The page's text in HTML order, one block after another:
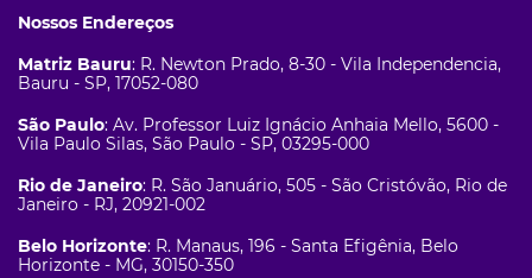
Nossos Endereços
Matriz Bauru: R. Newton Prado, 8-30 - Vila Independencia,
Bauru - SP, 17052-080
São Paulo: Av. Professor Luiz Ignácio Anhaia Mello, 5600 -
Vila Paulo Silas, São Paulo - SP, 03295-000
Rio de Janeiro: R. São Januário, 505 - São Cristóvão, Rio de
Janeiro - RJ, 20921-002
Belo Horizonte: R. Manaus, 196 - Santa Efigênia, Belo
Horizonte - MG, 30150-350